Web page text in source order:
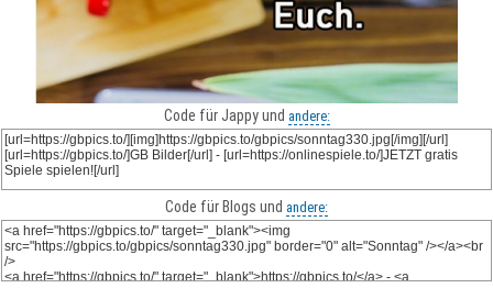
Code für Jappy und andere:
Code für Blogs und andere: